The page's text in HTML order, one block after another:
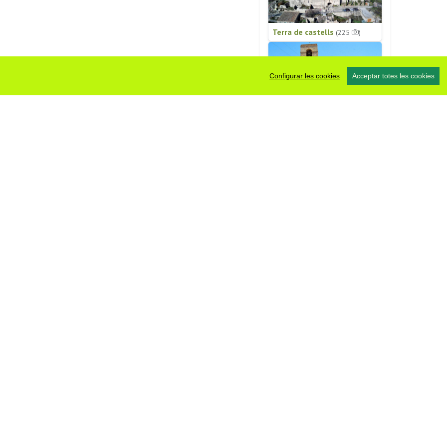
Configurar les cookies Acceptar totes les cookies
Terra de castells (225 )